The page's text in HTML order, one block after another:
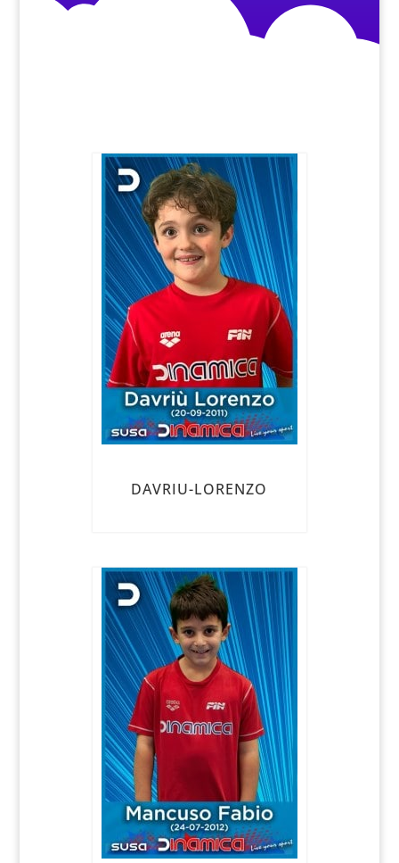
DAVRIU-LORENZO